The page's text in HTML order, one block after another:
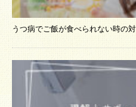
うつ病でご飯が食べられない時の